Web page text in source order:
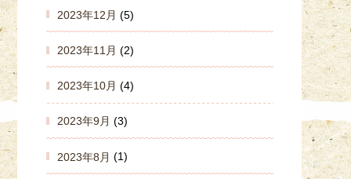
2023年12月 (5)
2023年11月 (2)
2023年10月 (4)
2023年9月 (3)
2023年8月 (1)